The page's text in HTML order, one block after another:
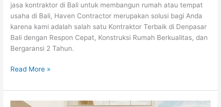
jasa kontraktor di Bali untuk membangun rumah atau tempat
usaha di Bali, Haven Contractor merupakan solusi bagi Anda
karena kami adalah salah satu Kontraktor Terbaik di Denpasar
Bali dengan Respon Cepat, Konstruksi Rumah Berkualitas, dan
Bergaransi 2 Tahun.
Read More »